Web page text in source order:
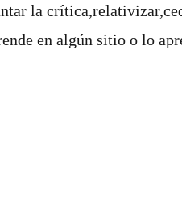
la
en algún sitio o lo